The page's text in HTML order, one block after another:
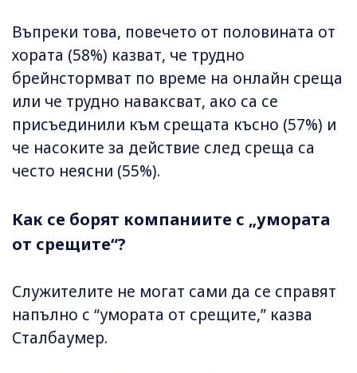
Въпреки това, повечето от половината от
хората (58%) казват, че трудно
брейнстормват по време на онлайн среща
или че трудно наваксват, ако са се
присъединили към срещата късно (57%) и
че насоките за действие след среща са
често неясни (55%).
Как се борят компаниите с „умората
от срещите“?
Служителите не могат сами да се справят
напълно с “умората от срещите,” казва
Сталбаумер.